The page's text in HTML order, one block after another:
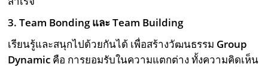
3. Team Bonding และ Team Building
เรียนรู้และสนุกไปด้วยกันได้ เพื่อสร้างวัฒนธรรม Group
Dynamic คือ การยอมรับในความแตกต่าง ทั้งความคิดเห็น